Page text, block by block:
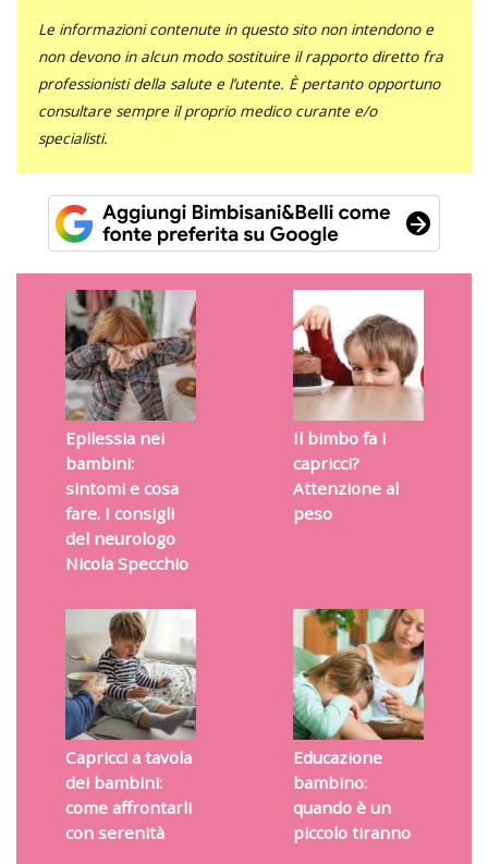
Le informazioni contenute in questo sito non intendono e
non devono in alcun modo sostituire il rapporto diretto fra
professionisti della salute e l’utente. È pertanto opportuno
consultare sempre il proprio medico curante e/o
specialisti.
Epilessia nei
bambini:
sintomi e cosa
fare. I consigli
del neurologo
Nicola Specchio
Il bimbo fa i
capricci?
Attenzione al
peso
Capricci a tavola
dei bambini:
come affrontarli
con serenità
Educazione
bambino:
quando è un
piccolo tiranno